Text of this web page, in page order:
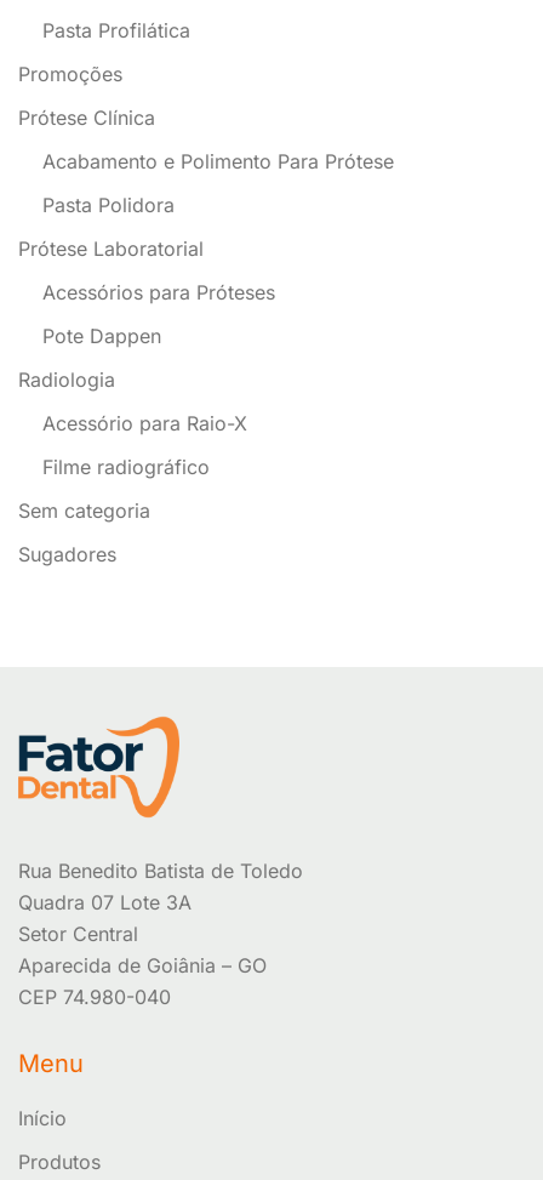
Pasta Profilática
Promoções
Prótese Clínica
Acabamento e Polimento Para Prótese
Pasta Polidora
Prótese Laboratorial
Acessórios para Próteses
Pote Dappen
Radiologia
Acessório para Raio-X
Filme radiográfico
Sem categoria
Sugadores
Rua Benedito Batista de Toledo
Quadra 07 Lote 3A
Setor Central
Aparecida de Goiânia – GO
CEP 74.980-040
Menu
Início
Produtos